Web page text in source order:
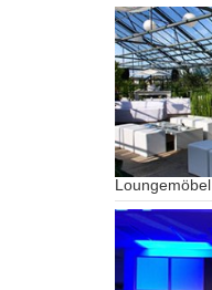
Loungemöbel